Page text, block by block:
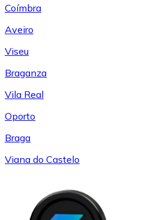
Coímbra
Aveiro
Viseu
Braganza
Vila Real
Oporto
Braga
Viana do Castelo